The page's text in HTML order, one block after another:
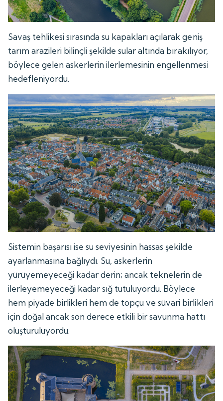
Savaş tehlikesi sırasında su kapakları açılarak geniş
tarım arazileri bilinçli şekilde sular altında bırakılıyor,
böylece gelen askerlerin ilerlemesinin engellenmesi
hedefleniyordu.
Sistemin başarısı ise su seviyesinin hassas şekilde
ayarlanmasına bağlıydı. Su, askerlerin
yürüyemeyeceği kadar derin; ancak teknelerin de
ilerleyemeyeceği kadar sığ tutuluyordu. Böylece
hem piyade birlikleri hem de topçu ve süvari birlikleri
için doğal ancak son derece etkili bir savunma hattı
oluşturuluyordu.